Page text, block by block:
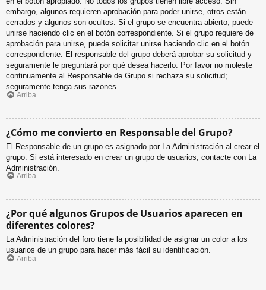
embargo, algunos requieren aprobación para poder unirse, otros están
cerrados y algunos son ocultos. Si el grupo se encuentra abierto, puede
unirse haciendo clic en el botón correspondiente. Si el grupo requiere de
aprobación para unirse, puede solicitar unirse haciendo clic en el botón
correspondiente. El responsable del grupo deberá aprobar su solicitud y
seguramente le preguntará por qué desea hacerlo. Por favor no moleste
continuamente al Responsable de Grupo si rechaza su solicitud;
seguramente tenga sus razones.
Arriba
¿Cómo me convierto en Responsable del Grupo?
El Responsable de un grupo es asignado por La Administración al crear el
grupo. Si está interesado en crear un grupo de usuarios, contacte con La
Administración.
Arriba
¿Por qué algunos Grupos de Usuarios aparecen en
diferentes colores?
La Administración del foro tiene la posibilidad de asignar un color a los
usuarios de un grupo para hacer más fácil su identificación.
Arriba